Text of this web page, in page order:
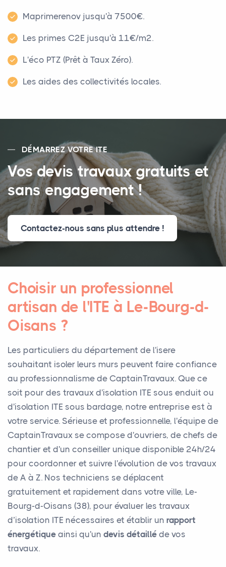
Maprimerenov jusqu'à 7500€.
Les primes C2E jusqu'à 11€/m².
L'éco PTZ (Prêt à Taux Zéro).
Les aides des collectivités locales.
DÉMARREZ VOTRE ITE
Vos devis travaux gratuits et
sans engagement !
Contactez-nous sans plus attendre !
Choisir un professionnel
artisan de l'ITE à Le-Bourg-d-
Oisans ?
Les particuliers du département de l'isere
souhaitant isoler leurs murs peuvent faire confiance
au professionnalisme de CaptainTravaux. Que ce
soit pour des travaux d'isolation ITE sous enduit ou
d'isolation ITE sous bardage, notre entreprise est à
votre service. Sérieuse et professionnelle, l'équipe de
CaptainTravaux se compose d'ouvriers, de chefs de
chantier et d'un conseiller unique disponible 24h/24
pour coordonner et suivre l'évolution de vos travaux
de A à Z. Nos techniciens se déplacent
gratuitement et rapidement dans votre ville, Le-
Bourg-d-Oisans (38), pour évaluer les travaux
d’isolation ITE nécessaires et établir un rapport
énergétique ainsi qu'un devis détaillé de vos
travaux.